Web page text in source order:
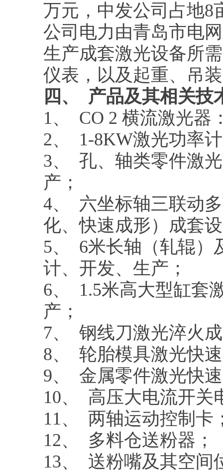
万元，中发公司占地8
公司电力由青岛市电
生产成套激光设备所
仪表，以及起重、吊
四、 产品及其相关技
1、 CO 2 横流激光器
2、 1-8KW激光功率
3、 孔、轴类零件激
产；
4、 六坐标轴三联动
化、快速成形）成套
5、 6米长轴（轧辊）
计、开发、生产；
6、 1.5米高大型缸套
产；
7、 钢线刀激光淬火
8、 轮胎模具激光快
9、 金属零件激光快
10、 高压大电流开关
11、 两轴运动控制卡
12、 多料仓送粉器；
13、 送粉嘴及其空间